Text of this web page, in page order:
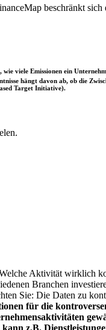
beschränkt sich
viele Emissionen ein
hängt davon ab, ob die
Target Initiative).
Aktivität wirklich
Branchen
Sie: Die Daten zu
für die
z.B.